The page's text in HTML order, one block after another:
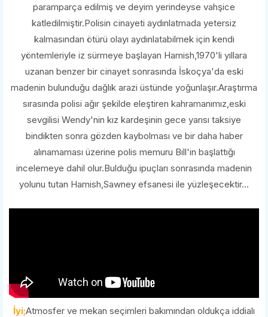
paramparça edilmiş ve deyim yerindeyse vahşice
katledilmiştir.Polisin cinayeti aydınlatmada yetersiz
kalmasından ötürü olayı aydınlatabilmek için kendi
yöntemleriyle iz sürmeye başlayan Hamish,1970'li yıllara
uzanan benzer bir cinayet sonrasında İskoçya'da eski
madenin bulunduğu dağlık arazi üstünde yoğunlaşır.Araştırma
sırasında polisi ağır şekilde eleştiren kahramanımız,eski
sevgilisi Wendy'nin kız kardeşinin gece yarısı taksiye
bindikten sonra gözden kaybolması ve bir daha haber
alınamaması üzerine polis memuru Bill'in başlattığı
incelemeye dahil olur.Bulduğu ipuçları sonrasında madenin
yolunu tutan Hamish,Sawney efsanesi ile yüzleşecektir...
İyi;Atmosfer ve mekan seçimleri bakımından oldukça iddialı